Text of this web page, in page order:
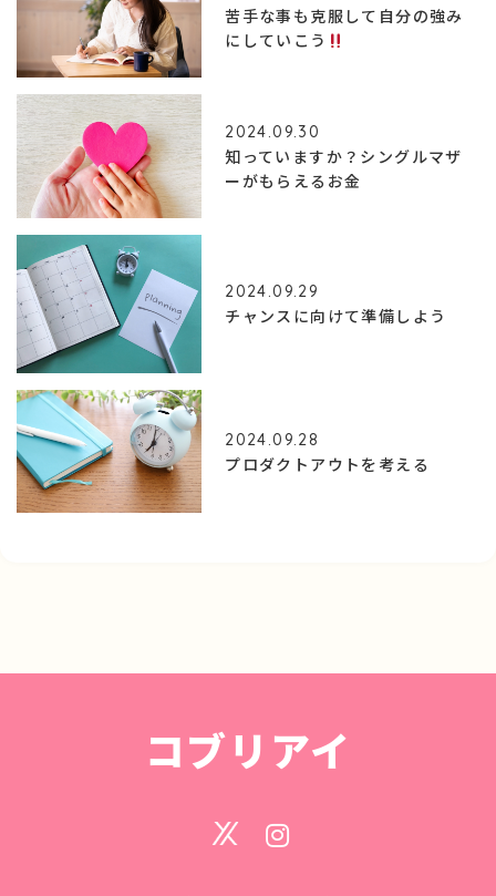
苦手な事も克服して自分の強み
にしていこう
2024.09.30
知っていますか？シングルマザ
ーがもらえるお金
2024.09.29
チャンスに向けて準備しよう
2024.09.28
プロダクトアウトを考える
コブリアイ